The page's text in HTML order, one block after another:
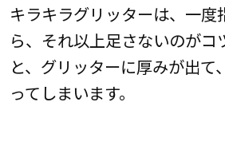
キラキラグリッターは、一度
ら、それ以上足さないのがコ
と、グリッターに厚みが出て
ってしまいます。